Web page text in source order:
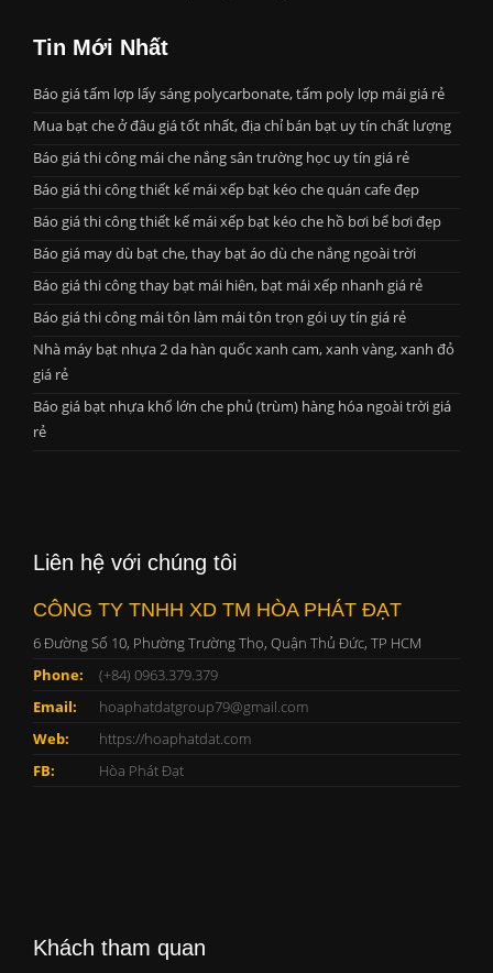
Tin Mới Nhất
Báo giá tấm lợp lấy sáng polycarbonate, tấm poly lợp mái giá rẻ
Mua bạt che ở đâu giá tốt nhất, địa chỉ bán bạt uy tín chất lượng
Báo giá thi công mái che nắng sân trường học uy tín giá rẻ
Báo giá thi công thiết kế mái xếp bạt kéo che quán cafe đẹp
Báo giá thi công thiết kế mái xếp bạt kéo che hồ bơi bể bơi đẹp
Báo giá may dù bạt che, thay bạt áo dù che nắng ngoài trời
Báo giá thi công thay bạt mái hiên, bạt mái xếp nhanh giá rẻ
Báo giá thi công mái tôn làm mái tôn trọn gói uy tín giá rẻ
Nhà máy bạt nhựa 2 da hàn quốc xanh cam, xanh vàng, xanh đỏ
giá rẻ
Báo giá bạt nhựa khổ lớn che phủ (trùm) hàng hóa ngoài trời giá
rẻ
Liên hệ với chúng tôi
CÔNG TY TNHH XD TM HÒA PHÁT ĐẠT
6 Đường Số 10, Phường Trường Thọ, Quận Thủ Đức, TP HCM
Phone:
(+84) 0963.379.379
Email:
hoaphatdatgroup79@gmail.com
Web:
https://hoaphatdat.com
FB:
Hòa Phát Đạt
Khách tham quan